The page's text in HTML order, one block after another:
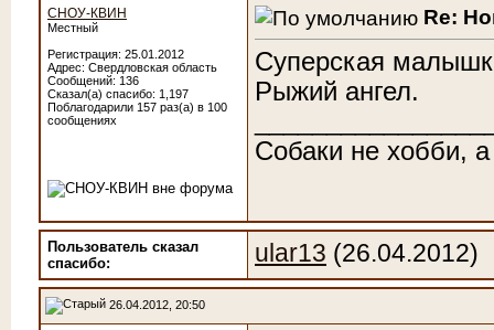
СНОУ-КВИН
Местный
Регистрация: 25.01.2012
Адрес: Свердловская область
Сообщений: 136
Сказал(а) спасибо: 1,197
Поблагодарили 157 раз(а) в 100
сообщениях
Re:
Суперская
Рыжий ангел.
Собаки не хобби,
Пользователь сказал
cпасибо:
ular13 (26.04.2012)
26.04.2012, 20:50